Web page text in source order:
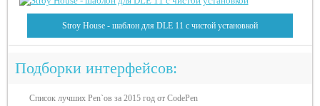
Stroy House - шаблон для DLE 11 с чистой установкой
Подборки интерфейсов:
Список лучших Pen`ов за 2015 год от CodePen